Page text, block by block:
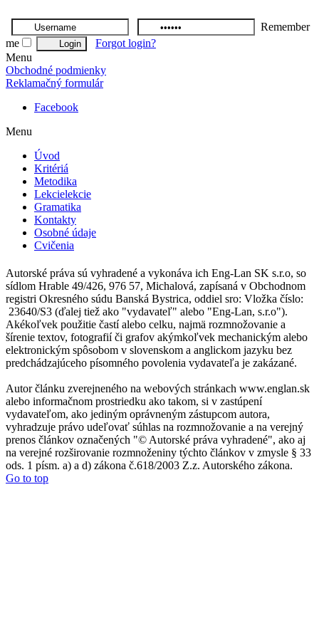
Remember
me
Forgot login?
Menu
Obchodné podmienky
Reklamačný formulár
Facebook
Menu
Úvod
Kritériá
Metodika
Lekcielekcie
Gramatika
Kontakty
Osobné údaje
Cvičenia
Autorské práva sú vyhradené a vykonáva ich Eng-Lan SK s.r.o, so
sídlom Hrable 49/426, 976 57, Michalová, zapísaná v Obchodnom
registri Okresného súdu Banská Bystrica, oddiel sro: Vložka číslo:
23640/S3 (ďalej tiež ako "vydavateľ" alebo "Eng-Lan, s.r.o").
Akékoľvek použitie častí alebo celku, najmä rozmnožovanie a
šírenie textov, fotografií či grafov akýmkoľvek mechanickým alebo
elektronickým spôsobom v slovenskom a anglickom jazyku bez
predchádzajúceho písomného povolenia vydavateľa je zakázané.
Autor článku zverejneného na webových stránkach www.englan.sk
alebo informačnom prostriedku ako takom, si v zastúpení
vydavateľom, ako jediným oprávneným zástupcom autora,
vyhradzuje právo udeľovať súhlas na rozmnožovanie a na verejný
prenos článkov označených "© Autorské práva vyhradené", ako aj
na verejné rozširovanie rozmnoženiny týchto článkov v zmysle § 33
ods. 1 písm. a) a d) zákona č.618/2003 Z.z. Autorského zákona.
Go to top